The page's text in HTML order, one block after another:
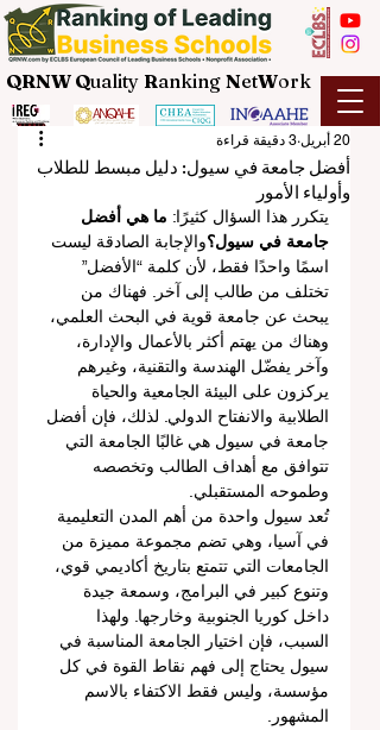
QRNW Quality Ranking NetWork
أفضل جامعة في سيول: دليل مبسط للطلاب
وأولياء الأمور
20 أبريل 3 دقيقة قراءة
يتكرر هذا السؤال كثيرًا: ما هي أفضل
جامعة في سيول؟والإجابة الصادقة ليست
اسمًا واحدًا فقط، لأن كلمة “الأفضل”
تختلف من طالب إلى آخر. فهناك من
يبحث عن جامعة قوية في البحث العلمي،
وهناك من يهتم أكثر بالأعمال والإدارة،
وآخر يفضّل الهندسة والتقنية، وغيرهم
يركزون على البيئة الجامعية والحياة
الطلابية والانفتاح الدولي. لذلك، فإن أفضل
جامعة في سيول هي غالبًا الجامعة التي
تتوافق مع أهداف الطالب وتخصصه
وطموحه المستقبلي.
تُعد سيول واحدة من أهم المدن التعليمية
في آسيا، وهي تضم مجموعة مميزة من
الجامعات التي تتمتع بتاريخ أكاديمي قوي،
وتنوع كبير في البرامج، وسمعة جيدة
داخل كوريا الجنوبية وخارجها. ولهذا
السبب، فإن اختيار الجامعة المناسبة في
سيول يحتاج إلى فهم نقاط القوة في كل
مؤسسة، وليس فقط الاكتفاء بالاسم
المشهور.